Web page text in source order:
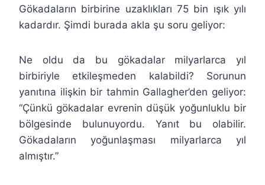
Gökadaların birbirine uzaklıkları 75 bin ışık yılı
kadardır. Şimdi burada akla şu soru geliyor:
Ne oldu da bu gökadalar milyarlarca yıl
birbiriyle etkileşmeden kalabildi? Sorunun
yanıtına ilişkin bir tahmin Gallagher’den geliyor:
“Çünkü gökadalar evrenin düşük yoğunluklu bir
bölgesinde bulunuyordu. Yanıt bu olabilir.
Gökadaların yoğunlaşması milyarlarca yıl
almıştır.”